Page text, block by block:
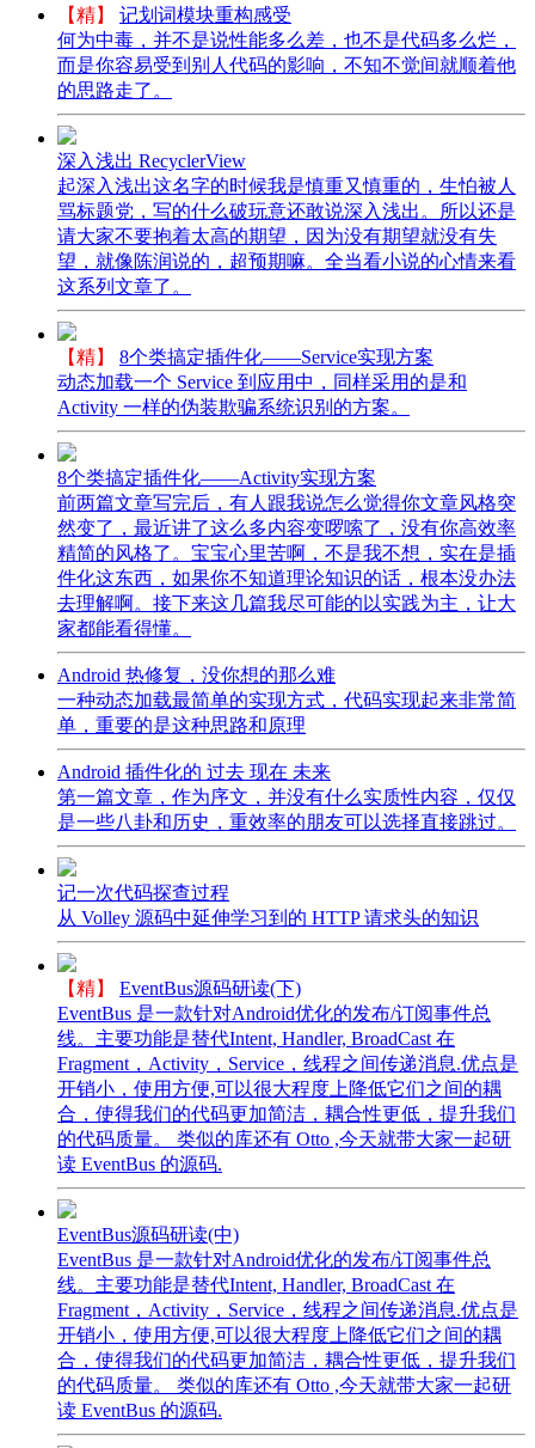
【精】
记划词模块重构感受
何为中毒，并不是说性能多么差，也不是代码多么烂，
而是你容易受到别人代码的影响，不知不觉间就顺着他
的思路走了。
深入浅出 RecyclerView
起深入浅出这名字的时候我是慎重又慎重的，生怕被人
骂标题党，写的什么破玩意还敢说深入浅出。所以还是
请大家不要抱着太高的期望，因为没有期望就没有失
望，就像陈润说的，超预期嘛。全当看小说的心情来看
这系列文章了。
【精】
8个类搞定插件化——Service实现方案
动态加载一个 Service 到应用中，同样采用的是和
Activity 一样的伪装欺骗系统识别的方案。
8个类搞定插件化——Activity实现方案
前两篇文章写完后，有人跟我说怎么觉得你文章风格突
然变了，最近讲了这么多内容变啰嗦了，没有你高效率
精简的风格了。宝宝心里苦啊，不是我不想，实在是插
件化这东西，如果你不知道理论知识的话，根本没办法
去理解啊。接下来这几篇我尽可能的以实践为主，让大
家都能看得懂。
Android 热修复，没你想的那么难
一种动态加载最简单的实现方式，代码实现起来非常简
单，重要的是这种思路和原理
Android 插件化的 过去 现在 未来
第一篇文章，作为序文，并没有什么实质性内容，仅仅
是一些八卦和历史，重效率的朋友可以选择直接跳过。
记一次代码探查过程
从 Volley 源码中延伸学习到的 HTTP 请求头的知识
【精】
EventBus源码研读(下)
EventBus 是一款针对Android优化的发布/订阅事件总
线。主要功能是替代Intent, Handler, BroadCast 在
Fragment，Activity，Service，线程之间传递消息.优点是
开销小，使用方便,可以很大程度上降低它们之间的耦
合，使得我们的代码更加简洁，耦合性更低，提升我们
的代码质量。 类似的库还有 Otto ,今天就带大家一起研
读 EventBus 的源码.
EventBus源码研读(中)
EventBus 是一款针对Android优化的发布/订阅事件总
线。主要功能是替代Intent, Handler, BroadCast 在
Fragment，Activity，Service，线程之间传递消息.优点是
开销小，使用方便,可以很大程度上降低它们之间的耦
合，使得我们的代码更加简洁，耦合性更低，提升我们
的代码质量。 类似的库还有 Otto ,今天就带大家一起研
读 EventBus 的源码.